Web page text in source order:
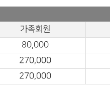
가족회원
80,000
270,000
270,000